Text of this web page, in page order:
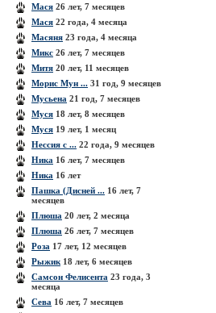
Мася 26 лет, 7 месяцев
Мася 22 года, 4 месяца
Масяня 23 года, 4 месяца
Микс 26 лет, 7 месяцев
Митя 20 лет, 11 месяцев
Морис Мун ... 31 год, 9 месяцев
Мусьена 21 год, 7 месяцев
Муся 18 лет, 8 месяцев
Муся 19 лет, 1 месяц
Нессия с ... 22 года, 9 месяцев
Ника 16 лет, 7 месяцев
Ника 16 лет
Пашка (Дисней ... 16 лет, 7
месяцев
Плюша 20 лет, 2 месяца
Плюша 26 лет, 7 месяцев
Роза 17 лет, 12 месяцев
Рыжик 18 лет, 6 месяцев
Самсон Фелисента 23 года, 3
месяца
Сева 16 лет, 7 месяцев